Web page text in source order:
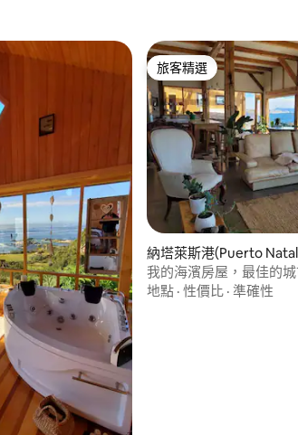
（滿分 5 分）
旅客精選
旅客精選
納塔萊斯港(Puerto
房源
我的海濱房屋，最佳的
地點 · 性價比 · 準確性